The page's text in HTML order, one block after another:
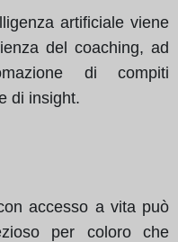
artificiale viene
del coaching, ad
di compiti
di insight.
accesso a vita può
per coloro che